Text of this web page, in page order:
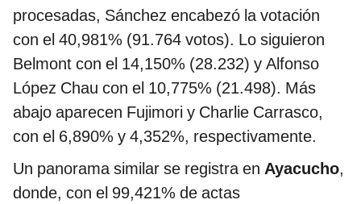
procesadas, Sánchez encabezó la votación
con el 40,981% (91.764 votos). Lo siguieron
Belmont con el 14,150% (28.232) y Alfonso
López Chau con el 10,775% (21.498). Más
abajo aparecen Fujimori y Charlie Carrasco,
con el 6,890% y 4,352%, respectivamente.
Un panorama similar se registra en Ayacucho,
donde, con el 99,421% de actas